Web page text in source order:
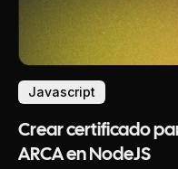
Javascript
Crear certificado
ARCA en NodeJS